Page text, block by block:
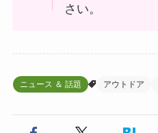
さい。
ニュース ＆ 話題 アウトドア